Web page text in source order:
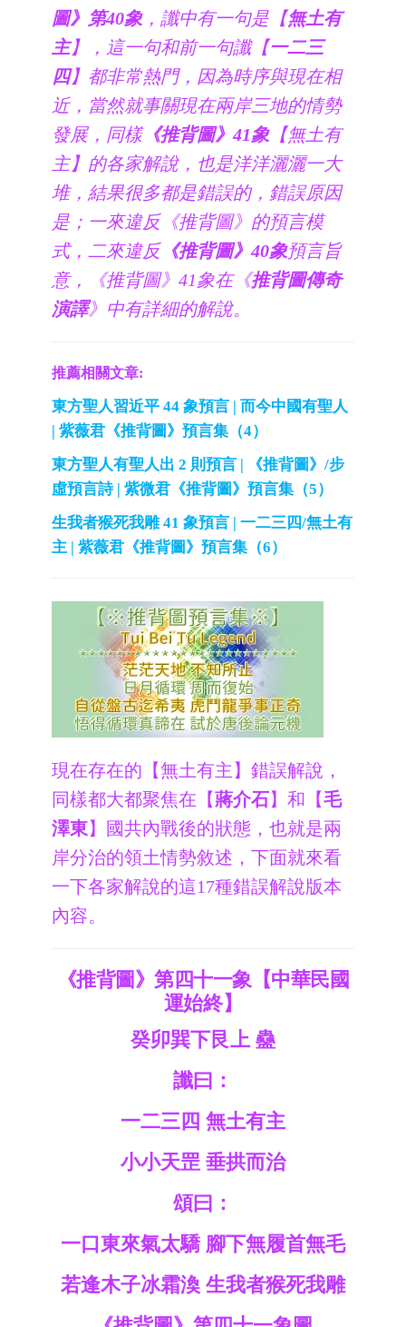
圖》第40象，讖中有一句是【無土有
主】，這一句和前一句讖【一二三
四】都非常熱門，因為時序與現在相
近，當然就事關現在兩岸三地的情勢
發展，同樣《推背圖》41象【無土有
主】的各家解說，也是洋洋灑灑一大
堆，結果很多都是錯誤的，錯誤原因
是；一來違反《推背圖》的預言模
式，二來違反《推背圖》40象預言旨
意，《推背圖》41象在《推背圖傳奇
演譯》中有詳細的解說。
推薦相關文章:
東方聖人習近平 44 象預言 | 而今中國有聖人
| 紫薇君《推背圖》預言集（4）
東方聖人有聖人出 2 則預言 | 《推背圖》/步
虛預言詩 | 紫微君《推背圖》預言集（5）
生我者猴死我雕 41 象預言 | 一二三四/無土有
主 | 紫薇君《推背圖》預言集（6）
現在存在的【無土有主】錯誤解說，
同樣都大都聚焦在【蔣介石】和【毛
澤東】國共內戰後的狀態，也就是兩
岸分治的領土情勢敘述，下面就來看
一下各家解說的這17種錯誤解說版本
內容。
《推背圖》第四十一象【中華民國
運始終】
癸卯巽下艮上 蠱
讖曰：
一二三四 無土有主
小小天罡 垂拱而治
頌曰：
一口東來氣太驕 腳下無履首無毛
若逢木子冰霜渙 生我者猴死我雕